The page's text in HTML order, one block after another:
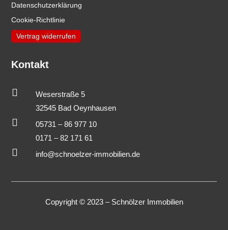
Datenschutzerklärung
Cookie-Richtlinie
Vertrag widerrufen
Kontakt

Weserstraße 5
32545 Bad Oeynhausen

05731 – 86 977 10
0171 – 82 171 61
 info@schnoelzer-immobilien.de
Copyright © 2023 – Schnölzer Immobilien